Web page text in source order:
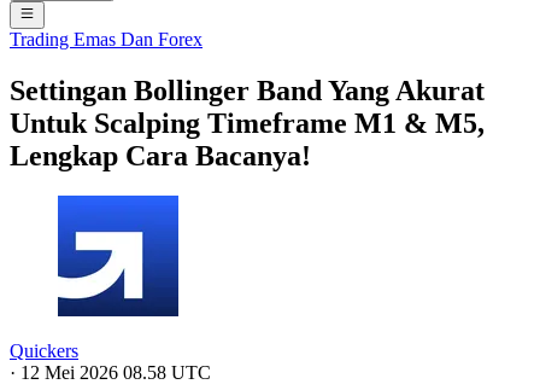
Trading Emas Dan Forex
Settingan Bollinger Band Yang Akurat
Untuk Scalping Timeframe M1 & M5,
Lengkap Cara Bacanya!
Quickers
· 12 Mei 2026 08.58 UTC